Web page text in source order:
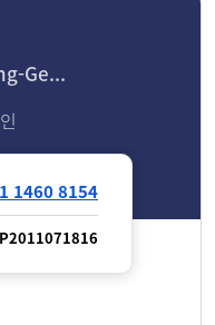
Ge...
1460 8154
P2011071816